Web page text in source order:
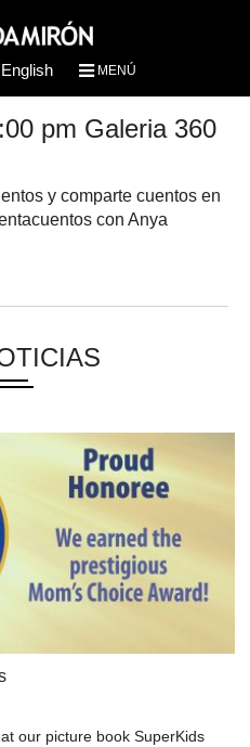
English MENÚ
pm Galeria 360
y comparte cuentos en
con Anya
our picture book SuperKids